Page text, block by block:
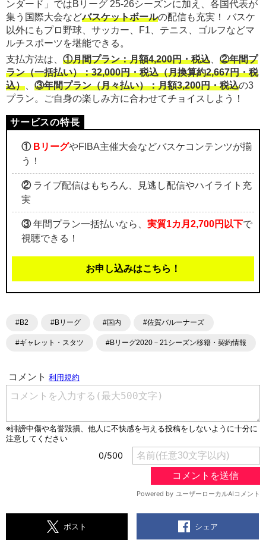
ンダード」ではBリーグ 25-26シーズンに加え、各国代表が
集う国際大会などバスケットボールの配信も充実！ バスケ
以外にもプロ野球、サッカー、F1、テニス、ゴルフなどマ
ルチスポーツを堪能できる。
支払方法は、 ①月間プラン：月額4,200円・税込、 ②年間プ
ラン（一括払い）：32,000円・税込（月換算約2,667円・税
込）、 ③年間プラン（月々払い）：月額3,200円・税込の3
プラン。ご自身の楽しみ方に合わせてチョイスしよう！
① BリーグやFIBA主催大会などバスケコンテンツが揃
う！
②ライブ配信はもちろん、見逃し配信やハイライト充
実
③年間プラン一括払いなら、 実質1カ月2,700円以下で
視聴できる！
お申し込みはこちら！
#B2 #Bリーグ #国内 #佐賀バルーナーズ
#ギャレット・スタツ #Bリーグ2020－21シーズン移籍・契約情報
ポスト シェア